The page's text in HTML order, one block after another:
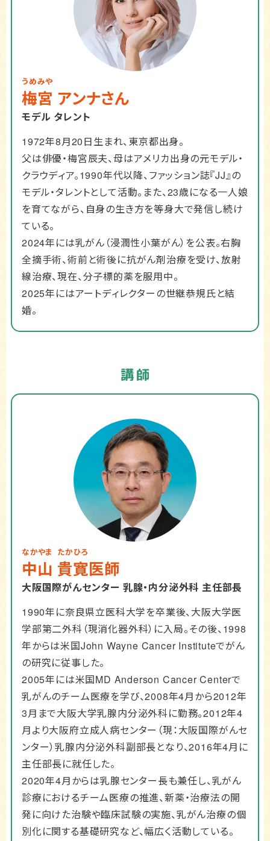
梅宮
うめみや
アンナさん
モデル タレント
1972年8月20日生まれ、東京都出身。
父は俳優・梅宮辰夫、母はアメリカ出身の元モデル・
クラウディア。1990年代以降、ファッション誌『JJ』の
モデル・タレントとして活動。また、23歳になる一人娘
を育てながら、自身の生き方を等身大で発信し続け
ている。
2024年には乳がん（浸潤性小葉がん）を公表。右胸
全摘手術、術前と術後に抗がん剤治療を受け、放射
線治療、現在、分子標的薬を服用中。
2025年にはアートディレクターの世継恭規氏と結
婚。
講師
中山
なかやま
貴寛
たかひろ
医師
大阪国際がんセンター 乳腺・内分泌外科 主任部長
1990年に奈良県立医科大学を卒業後、大阪大学医
学部第二外科（現消化器外科）に入局。その後、1998
年からは米国John Wayne Cancer Instituteでがん
の研究に従事した。
2005年には米国MD Anderson Cancer Centerで
乳がんのチーム医療を学び、2008年4月から2012年
3月まで大阪大学乳腺内分泌外科に勤務。2012年4
月より大阪府立成人病センター（現：大阪国際がんセ
ンター）乳腺内分泌外科副部長となり、2016年4月に
主任部長に就任した。
2020年4月からは乳腺センター長も兼任し、乳がん
診療におけるチーム医療の推進、新薬・治療法の開
発に向けた治験や臨床試験の実施、乳がん治療の個
別化に関する基礎研究など、幅広く活動している。